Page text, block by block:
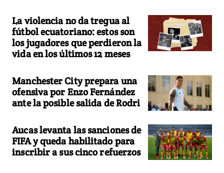
La violencia no da tregua al
fútbol ecuatoriano: estos son
los jugadores que perdieron la
vida en los últimos 12 meses
Manchester City prepara una
ofensiva por Enzo Fernández
ante la posible salida de Rodri
Aucas levanta las sanciones de
FIFA y queda habilitado para
inscribir a sus cinco refuerzos